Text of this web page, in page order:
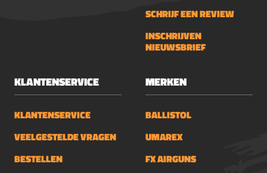
SCHRIJF EEN REVIEW
INSCHRIJVEN
NIEUWSBRIEF
KLANTENSERVICE
KLANTENSERVICE
VEELGESTELDE VRAGEN
BESTELLEN
MERKEN
BALLISTOL
UMAREX
FX AIRGUNS